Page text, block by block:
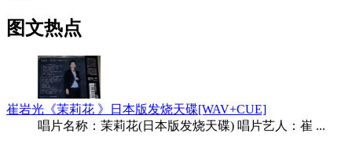
图文热点
崔岩光《茉莉花 》日本版发烧天碟[WAV+CUE]
唱片名称：茉莉花(日本版发烧天碟) 唱片艺人：崔 ...